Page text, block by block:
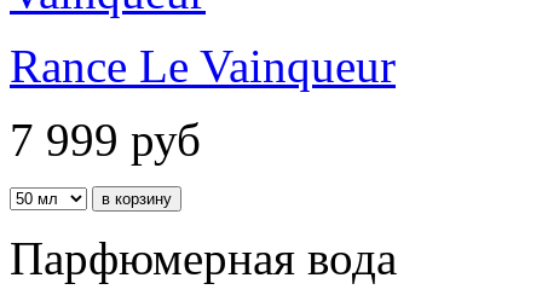
Rance Le Vainqueur
7 999 руб
Парфюмерная вода